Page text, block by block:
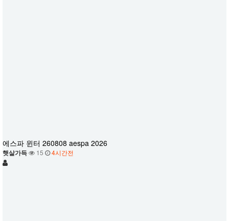
에스파 윈터 260808 aespa 2026
햇살가득 15 4시간전